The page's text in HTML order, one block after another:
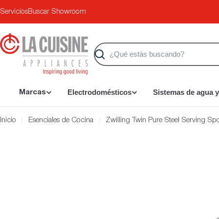
ServiciosBuscar Showroom
Buscar
Marcas Electrodomésticos Sistemas de agua
Inicio Esenciales de Cocina Zwilling Twin Pure Steel Serving